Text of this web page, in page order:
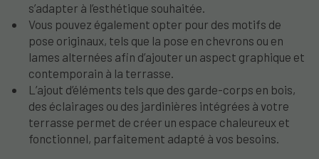
s’adapter à l’esthétique souhaitée.
Vous pouvez également opter pour des motifs de
pose originaux, tels que la pose en chevrons ou en
lames alternées afin d’ajouter un aspect graphique et
contemporain à la terrasse.
L’ajout d’éléments tels que des garde-corps en bois,
des éclairages ou des jardinières intégrées à votre
terrasse permet de créer un espace chaleureux et
fonctionnel, parfaitement adapté à vos besoins.